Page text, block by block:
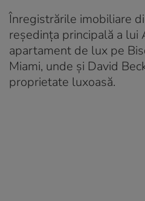
Înregistrările imobiliare
reședința principală a lui
apartament de lux pe
Miami, unde și David
proprietate luxoasă.